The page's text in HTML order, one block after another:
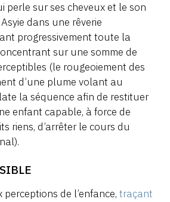
perle sur ses cheveux et le son
dans une rêverie
progressivement toute la
sur une somme de
(le rougeoiement des
d’une plume volant au
la séquence afin de restituer
enfant capable, à force de
riens, d’arrêter le cours du
de l’enfance, traçant